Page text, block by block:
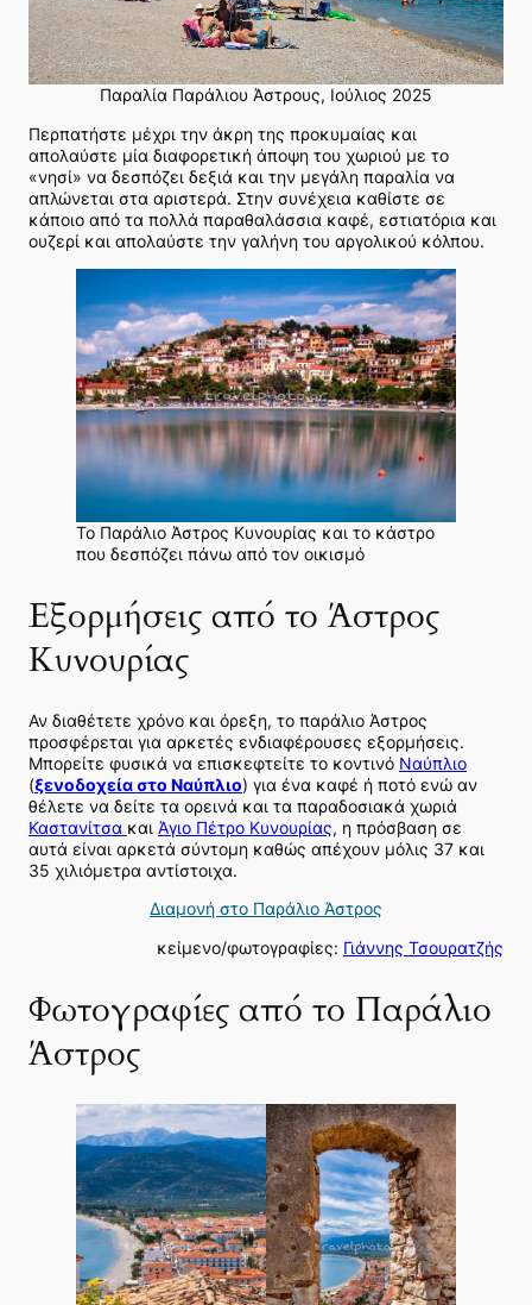
Παραλία Παράλιου Άστρους, Ιούλιος 2025
Περπατήστε μέχρι την άκρη της προκυμαίας και
απολαύστε μία διαφορετική άποψη του χωριού με το
«νησί» να δεσπόζει δεξιά και την μεγάλη παραλία να
απλώνεται στα αριστερά. Στην συνέχεια καθίστε σε
κάποιο από τα πολλά παραθαλάσσια καφέ, εστιατόρια και
ουζερί και απολαύστε την γαλήνη του αργολικού κόλπου.
To Παράλιο Άστρος Κυνουρίας και το κάστρο
που δεσπόζει πάνω από τον οικισμό
Εξορμήσεις από το Άστρος
Κυνουρίας
Αν διαθέτετε χρόνο και όρεξη, το παράλιο Άστρος
προσφέρεται για αρκετές ενδιαφέρουσες εξορμήσεις.
Μπορείτε φυσικά να επισκεφτείτε το κοντινό Ναύπλιο
(ξενοδοχεία στο Ναύπλιο) για ένα καφέ ή ποτό ενώ αν
θέλετε να δείτε τα ορεινά και τα παραδοσιακά χωριά
Καστανίτσα και Άγιο Πέτρο Κυνουρίας, η πρόσβαση σε
αυτά είναι αρκετά σύντομη καθώς απέχουν μόλις 37 και
35 χιλιόμετρα αντίστοιχα.
Διαμονή στο Παράλιο Άστρος
κείμενο/φωτογραφίες: Γιάννης Τσουρατζής
Φωτογραφίες από το Παράλιο
Άστρος